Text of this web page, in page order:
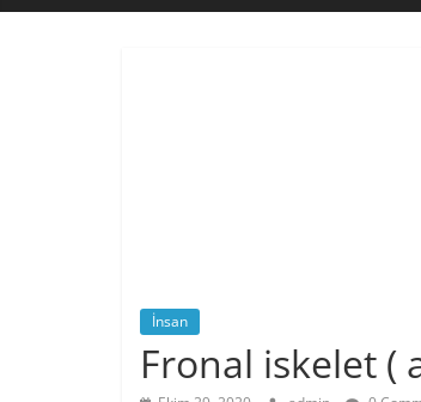
İnsan
Fronal iskelet (